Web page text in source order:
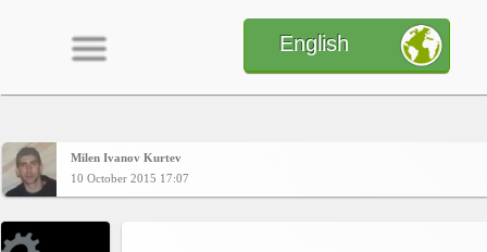
Home
CONTENT
English
Milen Ivanov Kurtev
10 October 2015 17:07